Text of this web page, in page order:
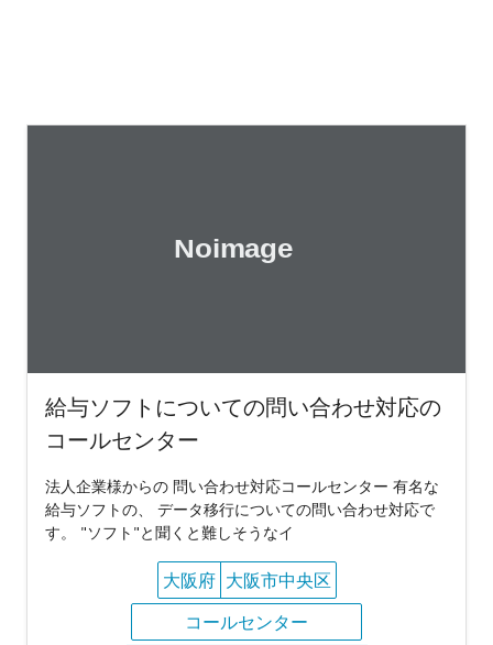
給与ソフトについての問い合わせ対応の
コールセンター
法人企業様からの 問い合わせ対応コールセンター 有名な
給与ソフトの、 データ移行についての問い合わせ対応で
す。 "ソフト"と聞くと難しそうなイ
大阪府 大阪市中央区
コールセンター